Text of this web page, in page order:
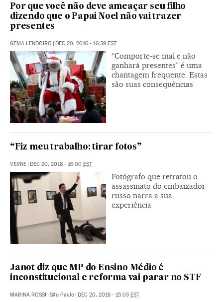
Por que você não deve ameaçar seu filho
dizendo que o Papai Noel não vai trazer
presentes
GEMA LENDOIRO DEC 20, 2016 - 16:39 EST
“Comporte-se mal e não
ganhará presentes” é uma
chantagem frequente. Estas
são suas consequências
“Fiz meu trabalho: tirar fotos”
VERNE | DEC 20, 2016 - 16:00 EST
Fotógrafo que retratou o
assassinato do embaixador
russo narra a sua
experiência
Janot diz que MP do Ensino Médio é
inconstitucional e reforma vai parar no STF
MARINA ROSSI | São Paulo | DEC 20, 2016 - 15:03 EST